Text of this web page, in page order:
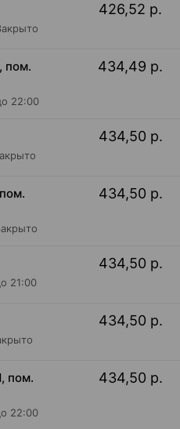
426,52 р.
пом.
22:00
434,49 р.
434,50 р.
434,50 р.
21:00
434,50 р.
434,50 р.
пом.
22:00
434,50 р.